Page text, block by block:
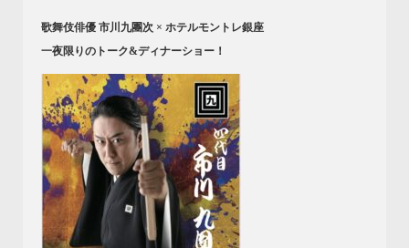
歌舞伎俳優 市川九團次 × ホテルモントレ銀座
一夜限りのトーク&ディナーショー！